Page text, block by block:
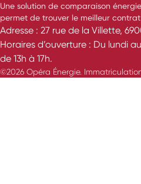
Une solution de comparaison
permet de trouver le meilleur
Adresse : 27 rue de la Villette,
Horaires d’ouverture : Du lundi
de 13h à 17h.
©2026 Opéra Énergie.